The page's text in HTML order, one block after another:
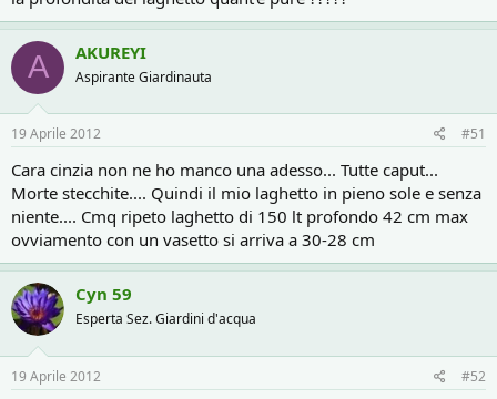
A AKUREYI
Aspirante Giardinauta
19 Aprile 2012 #51
Cara cinzia non ne ho manco una adesso... Tutte caput...
Morte stecchite.... Quindi il mio laghetto in pieno sole e senza
niente.... Cmq ripeto laghetto di 150 lt profondo 42 cm max
ovviamento con un vasetto si arriva a 30-28 cm
Cyn 59
Esperta Sez. Giardini d'acqua
19 Aprile 2012 #52